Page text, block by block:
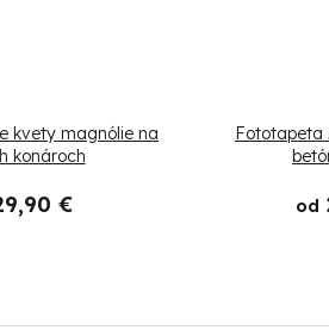
kvety magnólie na
konároch
€
Fototapeta
od